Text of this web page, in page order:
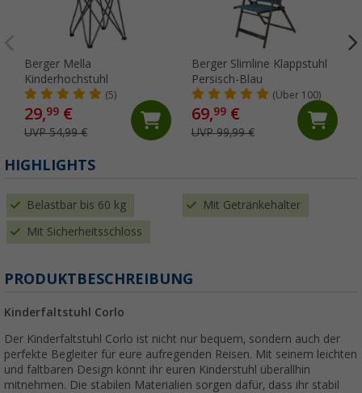
Berger Mella
Kinderhochstuhl
(5)
29,99 €
UVP 54,99 €
Berger Slimline Klappstuhl
Persisch-Blau
(Über 100)
69,99€
UVP 99,99 €
HIGHLIGHTS
Belastbar bis 60 kg Mit Getränkehalter
Mit Sicherheitsschloss
PRODUKTBESCHREIBUNG
Kinderfaltstuhl Corlo
Der Kinderfaltstuhl Corlo ist nicht nur bequem, sondern auch der
perfekte Begleiter für eure aufregenden Reisen. Mit seinem leichten
und faltbaren Design könnt ihr euren Kinderstuhl überallhin
mitnehmen. Die stabilen Materialien sorgen dafür, dass ihr stabil